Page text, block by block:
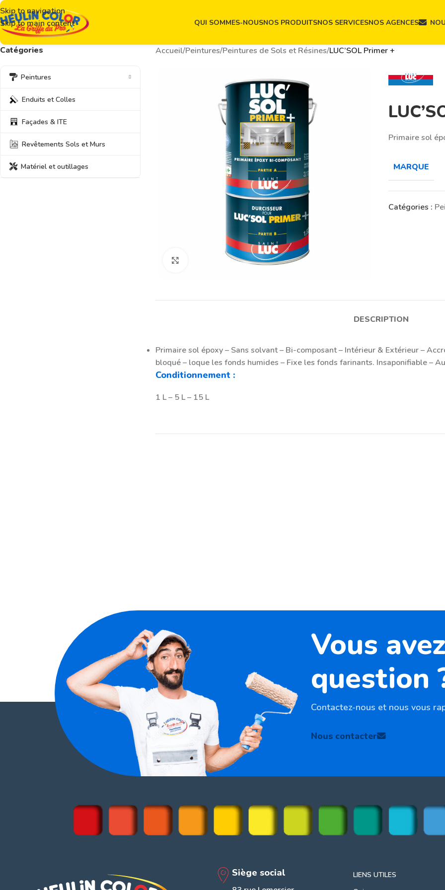
Skip to navigation
Skip to main content
QUI SOMMES-NOUSNOS PRODUITS
Peintures Intérieures
Peintures extérieures
NOS SERVICESNOS AGENCES
Catégories
Peintures
Enduits et Colles
Façades & ITE
Revêtements Sols et Murs
Matériel et outillages
Accueil/Peintures/Peintures de Sols et Résines/LUC’SOL Primer +
Click to enlarge
Primaire sol
MARQUE
Catégories :
DESCRIPTION
Primaire sol époxy – Sans solvant – Bi-composant – Intérieur & Extérieur –
bloqué – loque les fonds humides – Fixe les fonds farinants. Insaponifiable –
Conditionnement :
1 L – 5 L – 15 L
Vous
question
Contactez-nous et nous vous
Nous contacter
Siège social
LIENS UTILES